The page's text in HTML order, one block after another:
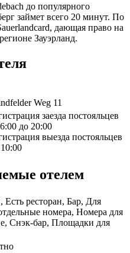
до популярного
займет всего 20 минут. По
дающая право на
Зауэрланд.
Weg 11
заезда постояльцев
до 20:00
выезда постояльцев
отелем
ресторан, Бар, Для
номера, Номера для
Снэк-бар, Площадки для